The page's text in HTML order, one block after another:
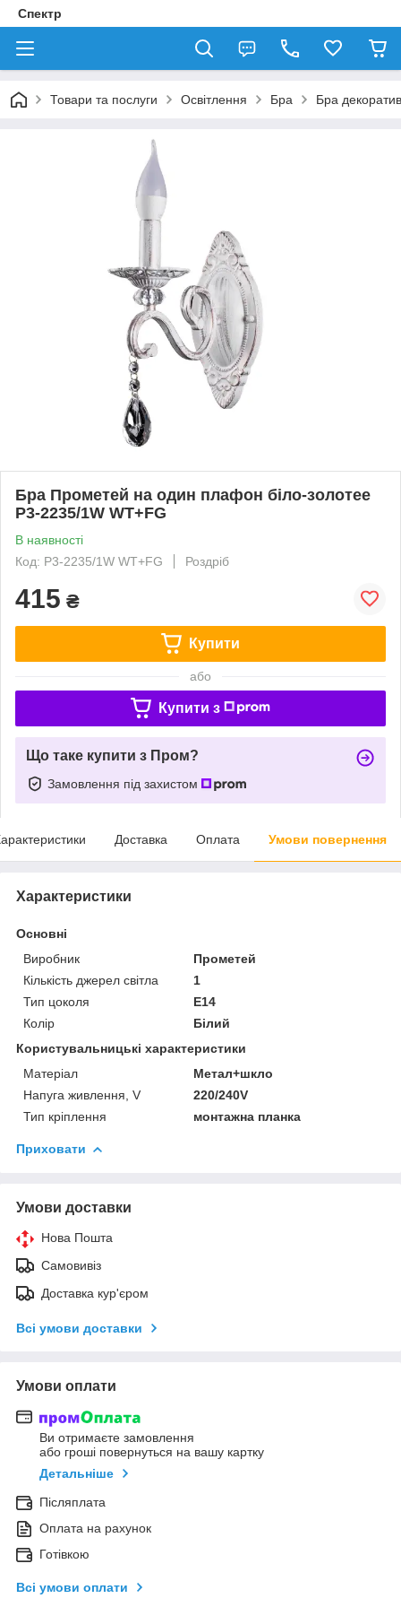
Спектр
Товари та послуги Освітлення Бра Бра
Бра Прометей на один плафон біло-золотее
P3-2235/1W WT+FG
В наявності
Код: P3-2235/1W WT+FG
Роздріб
415 ₴
Купити
або
Купити з
Що таке купити з Пром?
Замовлення під захистом
Доставка Оплата Умови повернення
Характеристики
Основні
Виробник
Прометей
Кількість джерел світла
1
Тип цоколя
E14
Колір
Білий
Користувальницькі характеристики
Матеріал
Метал+шкло
Напуга живлення, V
220/240V
Тип кріплення
монтажна планка
Приховати
Умови доставки
Нова Пошта
Самовивіз
Доставка кур'єром
Всі умови доставки
Умови оплати
Ви отримаєте замовлення
або гроші повернуться на вашу картку
Детальніше
Післяплата
Оплата на рахунок
Готівкою
Всі умови оплати